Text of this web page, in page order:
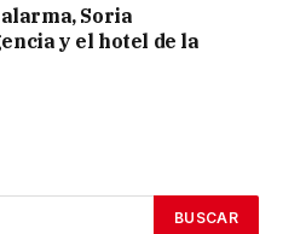
Soria
y el hotel de la